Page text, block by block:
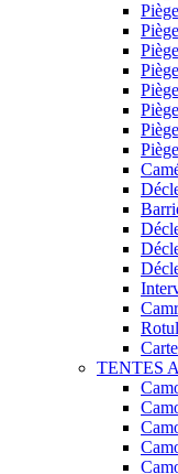
TENTES